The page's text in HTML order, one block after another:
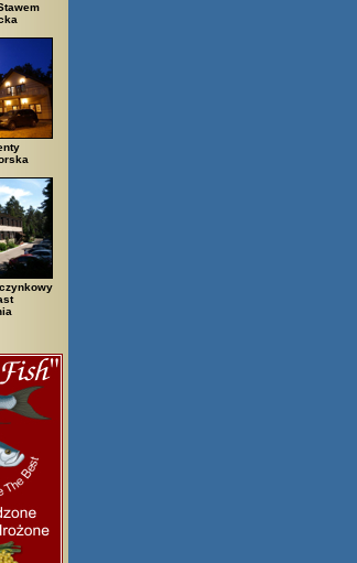
Biała, Biały Bór, Biały Dunajec,